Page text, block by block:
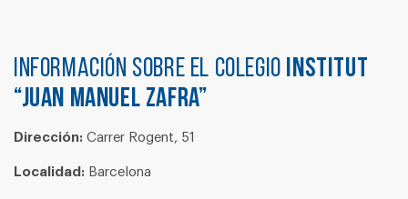
Información sobre el colegio INSTITUT
“JUAN MANUEL ZAFRA”
Dirección: Carrer Rogent, 51
Localidad: Barcelona